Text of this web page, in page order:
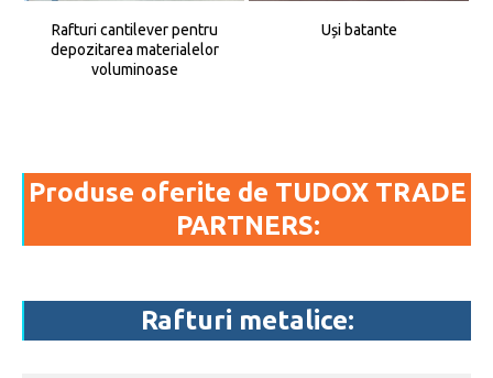
Rafturi cantilever pentru
depozitarea materialelor
voluminoase
Uși batante
Produse oferite de TUDOX TRADE
PARTNERS:
Rafturi metalice: